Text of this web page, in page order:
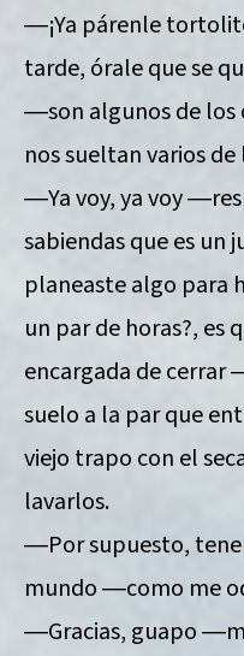
―¡Ya párenle
tarde, órale que se
―son algunos de los
nos sueltan varios
―Ya voy, ya voy
sabiendas que es un
planeaste algo para
un par de horas?, es
encargada de cerrar
suelo a la par que
viejo trapo con el
lavarlos.
―Por supuesto,
mundo ―como me
―Gracias, guapo